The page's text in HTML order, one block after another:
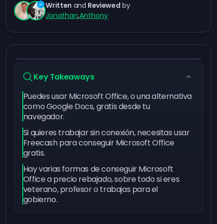
Written and Reviewed by
Jonathan,Anthony
Key Takeaways
Puedes usar Microsoft Office, o una alternativa
como Google Docs, gratis desde tu
navegador.
Si quieres trabajar sin conexión, necesitas usar
Freecash para conseguir Microsoft Office
gratis.
Hay varias formas de conseguir Microsoft
Office a precio rebajado, sobre todo si eres
veterano, profesor o trabajas para el
gobierno.